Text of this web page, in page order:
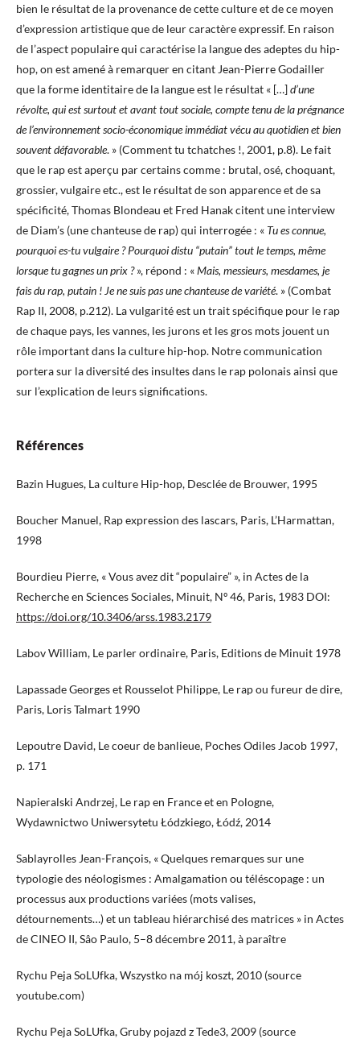
bien le résultat de la provenance de cette culture et de ce moyen
d’expression artistique que de leur caractère expressif. En raison
de l’aspect populaire qui caractérise la langue des adeptes du hip-
hop, on est amené à remarquer en citant Jean-Pierre Godailler
que la forme identitaire de la langue est le résultat « […]d’une
révolte, qui est surtout et avant tout sociale, compte tenu de la prégnance
de l’environnement socio-économique immédiat vécu au quotidien et bien
souvent défavorable. » (Comment tu tchatches !, 2001, p.8). Le fait
que le rap est aperçu par certains comme : brutal, osé, choquant,
grossier, vulgaire etc., est le résultat de son apparence et de sa
spécificité, Thomas Blondeau et Fred Hanak citent une interview
de Diam’s (une chanteuse de rap) qui interrogée : « Tu es connue,
pourquoi es-tu vulgaire ? Pourquoi distu “putain” tout le temps, même
lorsque tu gagnes un prix ?», répond : «Mais, messieurs, mesdames, je
fais du rap, putain ! Je ne suis pas une chanteuse de variété. » (Combat
Rap II, 2008, p.212). La vulgarité est un trait spécifique pour le rap
de chaque pays, les vannes, les jurons et les gros mots jouent un
rôle important dans la culture hip-hop. Notre communication
portera sur la diversité des insultes dans le rap polonais ainsi que
sur l’explication de leurs significations.
Références
Bazin Hugues, La culture Hip-hop, Desclée de Brouwer, 1995
Boucher Manuel, Rap expression des lascars, Paris, L’Harmattan,
1998
Bourdieu Pierre, « Vous avez dit “populaire” », in Actes de la
Recherche en Sciences Sociales, Minuit, Nº 46, Paris, 1983 DOI:
https://doi.org/10.3406/arss.1983.2179
Labov William, Le parler ordinaire, Paris, Editions de Minuit 1978
Lapassade Georges et Rousselot Philippe, Le rap ou fureur de dire,
Paris, Loris Talmart 1990
Lepoutre David, Le coeur de banlieue, Poches Odiles Jacob 1997,
p. 171
Napieralski Andrzej, Le rap en France et en Pologne,
Wydawnictwo Uniwersytetu Łódzkiego, Łódź, 2014
Sablayrolles Jean-François, « Quelques remarques sur une
typologie des néologismes : Amalgamation ou téléscopage : un
processus aux productions variées (mots valises,
détournements…) et un tableau hiérarchisé des matrices » in Actes
de CINEO II, Sâo Paulo, 5–8 décembre 2011, à paraître
Rychu Peja SoLUfka, Wszystko na mój koszt, 2010 (source
youtube.com)
Rychu Peja SoLUfka, Gruby pojazd z Tede3, 2009 (source